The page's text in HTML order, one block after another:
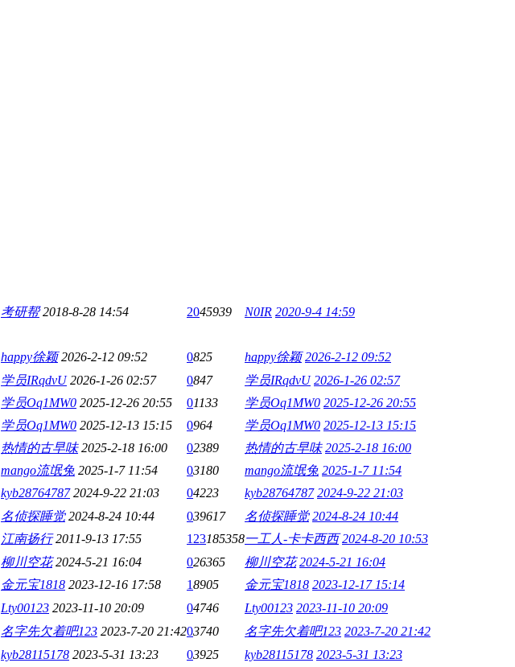
考研帮 2018-8-28 14:54 2045939 N0IR 2020-9-4 14:59
happy徐颖 2026-2-12 09:52 0825 happy徐颖 2026-2-12 09:52
学员IRqdvU 2026-1-26 02:57 0847 学员IRqdvU 2026-1-26 02:57
学员Oq1MW0 2025-12-26 20:55 01133 学员Oq1MW0 2025-12-26 20:55
学员Oq1MW0 2025-12-13 15:15 0964 学员Oq1MW0 2025-12-13 15:15
热情的古早味 2025-2-18 16:00 02389 热情的古早味 2025-2-18 16:00
mango流氓兔 2025-1-7 11:54 03180 mango流氓兔 2025-1-7 11:54
kyb28764787 2024-9-22 21:03 04223 kyb28764787 2024-9-22 21:03
名侦探睡觉 2024-8-24 10:44 039617 名侦探睡觉 2024-8-24 10:44
江南扬行 2011-9-13 17:55 123185358一工人-卡卡西西 2024-8-20 10:53
柳川空花 2024-5-21 16:04 026365 柳川空花 2024-5-21 16:04
金元宝1818 2023-12-16 17:58 18905 金元宝1818 2023-12-17 15:14
Lty00123 2023-11-10 20:09 04746 Lty00123 2023-11-10 20:09
名字先欠着吧123 2023-7-20 21:4203740 名字先欠着吧123 2023-7-20 21:42
kyb28115178 2023-5-31 13:23 03925 kyb28115178 2023-5-31 13:23